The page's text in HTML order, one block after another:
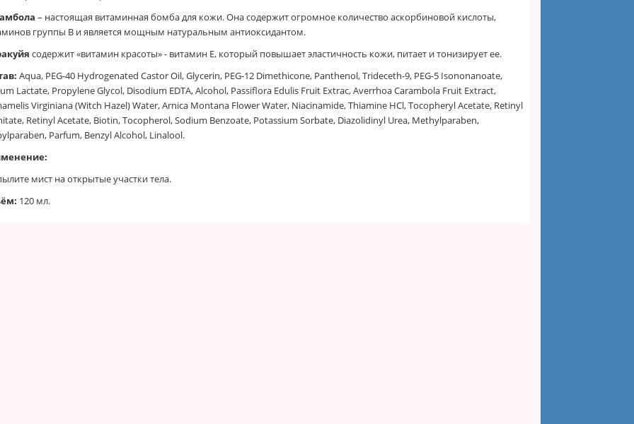
– настоящая витаминная бомба для кожи. Она содержит огромное количество аскорбиновой кислоты,
группы B и является мощным натуральным антиоксидантом.
содержит «витамин красоты» - витамин E, который повышает эластичность кожи, питает и тонизирует ее.
Aqua, PEG-40 Hydrogenated Castor Oil, Glycerin, PEG-12 Dimethicone, Panthenol, Trideceth-9, PEG-5 Isononanoate,
Lactate, Propylene Glycol, Disodium EDTA, Alcohol, Passiflora Edulis Fruit Extrac, Averrhoa Carambola Fruit Extract,
Virginiana (Witch Hazel) Water, Arnica Montana Flower Water, Niacinamide, Thiamine HCl, Tocopheryl Acetate, Retinyl
Retinyl Acetate, Biotin, Tocopherol, Sodium Benzoate, Potassium Sorbate, Diazolidinyl Urea, Methylparaben,
Parfum, Benzyl Alcohol, Linalool.
мист на открытые участки тела.
120 мл.